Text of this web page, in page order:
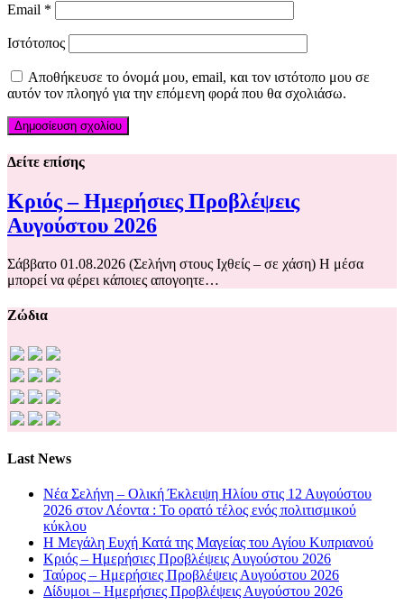
Email *
Ιστότοπος
Αποθήκευσε το όνομά μου, email, και τον ιστότοπο μου σε
αυτόν τον πλοηγό για την επόμενη φορά που θα σχολιάσω.
Δείτε επίσης
Κριός – Ημερήσιες Προβλέψεις
Αυγούστου 2026
Σάββατο 01.08.2026 (Σελήνη στους Ιχθείς – σε χάση) Η μέσα
μπορεί να φέρει κάποιες απογοητε…
Ζώδια
Last News
Νέα Σελήνη – Ολική Έκλειψη Ηλίου στις 12 Αυγούστου
2026 στον Λέοντα : Το ορατό τέλος ενός πολιτισμικού
κύκλου
Η Μεγάλη Ευχή Κατά της Μαγείας του Αγίου Κυπριανού
Κριός – Ημερήσιες Προβλέψεις Αυγούστου 2026
Ταύρος – Ημερήσιες Προβλέψεις Αυγούστου 2026
Δίδυμοι – Ημερήσιες Προβλέψεις Αυγούστου 2026